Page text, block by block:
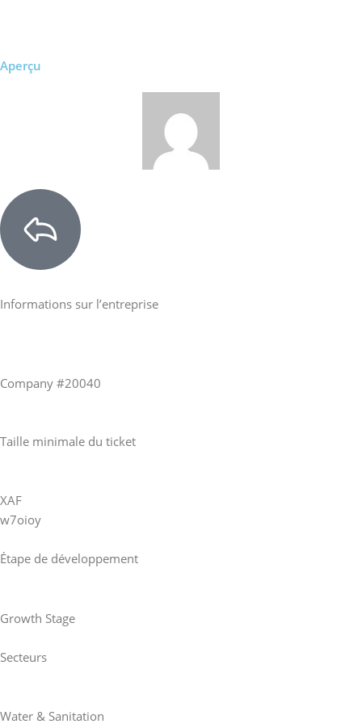
Aperçu
Informations sur l’entreprise
Company #20040
Taille minimale du ticket
XAF
w7oioy
Étape de développement
Growth Stage
Secteurs
Water & Sanitation